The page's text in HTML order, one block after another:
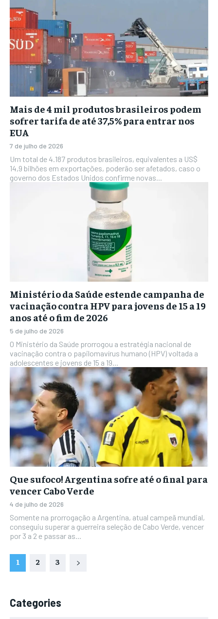
Mais de 4 mil produtos brasileiros podem
sofrer tarifa de até 37,5% para entrar nos
EUA
7 de julho de 2026
Um total de 4.187 produtos brasileiros, equivalentes a US$
14,9 bilhões em exportações, poderão ser afetados, caso o
governo dos Estados Unidos confirme novas...
Ministério da Saúde estende campanha de
vacinação contra HPV para jovens de 15 a 19
anos até o fim de 2026
5 de julho de 2026
O Ministério da Saúde prorrogou a estratégia nacional de
vacinação contra o papilomavírus humano (HPV) voltada a
adolescentes e jovens de 15 a 19...
Que sufoco! Argentina sofre até o final para
vencer Cabo Verde
4 de julho de 2026
Somente na prorrogação a Argentina, atual campeã mundial,
conseguiu superar a guerreira seleção de Cabo Verde, vencer
por 3 a 2 e passar as...
1 2 3
Categories